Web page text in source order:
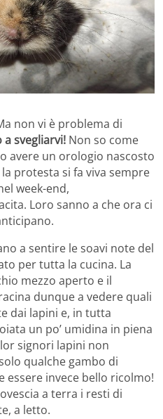
non vi è problema di
svegliarvi! Non so come
avere un orologio nascosto
protesta si fa viva sempre
week-end,
Loro sanno a che ora ci
a sentire le soavi note del
per tutta la cucina. La
mezzo aperto e il
dunque a vedere quali
dai lapini e, in tutta
un po’ umidina in piena
signori lapini non
qualche gambo di
essere invece bello ricolmo!
a terra i resti di
a letto.